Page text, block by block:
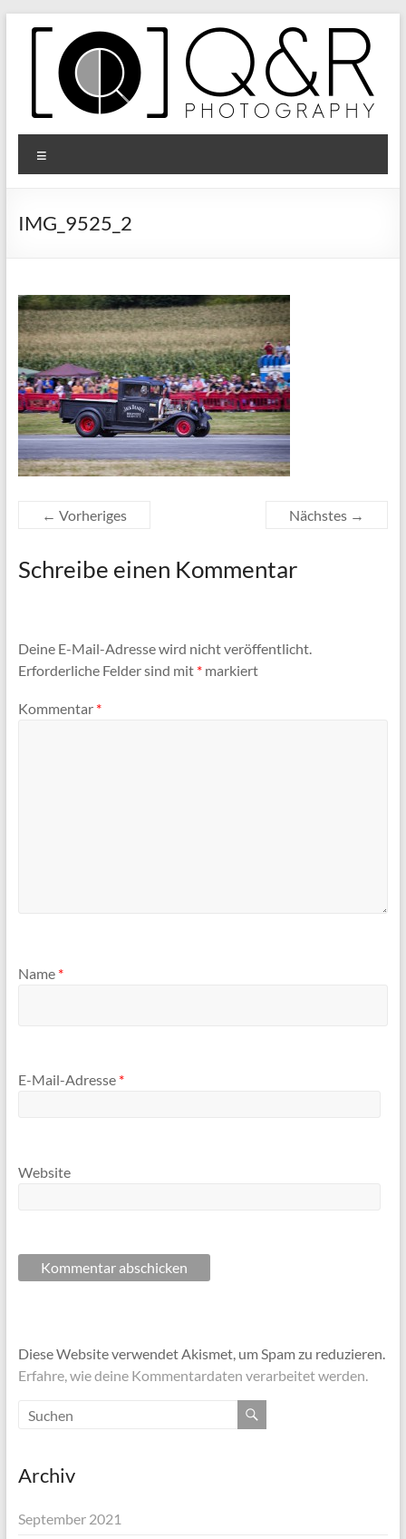
Inhalt
Q&R
Photography
IMG_9525_2
← Vorheriges Nächstes →
Schreibe einen Kommentar
Deine E-Mail-Adresse wird nicht veröffentlicht.
Erforderliche Felder sind mit *markiert
Kommentar *
Name *
E-Mail-Adresse *
Website
Diese Website verwendet Akismet, um Spam zu reduzieren.
Erfahre, wie deine Kommentardaten verarbeitet werden.
Archiv
September 2021